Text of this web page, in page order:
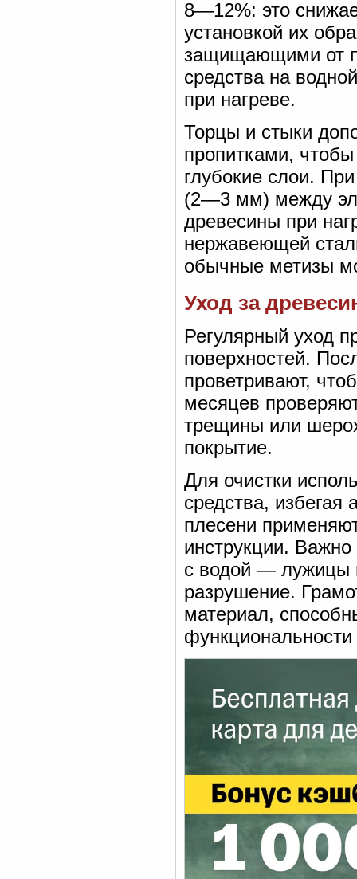
8—12%: это
установкой их
защищающими от
средства на
при нагреве.
Торцы и стыки
пропитками, чтобы
глубокие слои.
(2—3 мм) между
древесины при
нержавеющей
обычные метизы
Уход за
Регулярный уход
поверхностей.
проветривают,
месяцев
трещины или
покрытие.
Для очистки
средства, избегая
плесени
инструкции. Важно
с водой — лужицы
разрушение.
материал,
функциональности